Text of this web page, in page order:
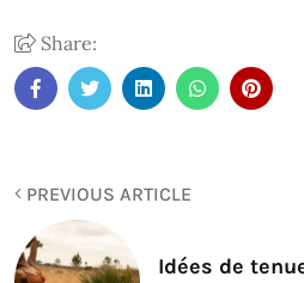
Share:
PREVIOUS ARTICLE
Idées de